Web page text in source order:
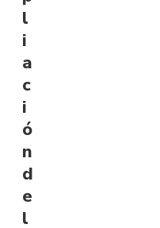
l
i
a
c
i
ó
n
d
e
l